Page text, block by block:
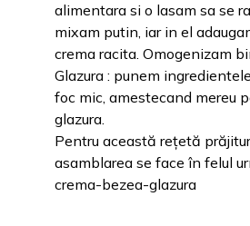
alimentara si o lasam sa se
mixam putin, iar in el
crema racita. Omogenizam
Glazura : punem
foc mic, amestecand mereu
glazura.
Pentru această rețetă
asamblarea se face în felul
crema-bezea-glazura